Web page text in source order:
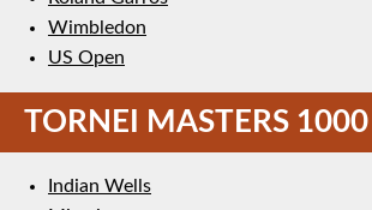
Wimbledon
US Open
TORNEI MASTERS 1000
Indian Wells